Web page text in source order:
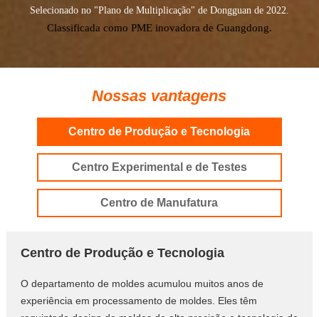
Selecionado no "Plano de Multiplicação" de Dongguan de 2022.
Classificada como PME inovadora de Guangdong.
Nossas vantagens
Centro de Produção e Tecnologia
Centro Experimental e de Testes
Centro de Manufatura
Centro de Produção e Tecnologia
O departamento de moldes acumulou muitos anos de
experiência em processamento de moldes. Eles têm